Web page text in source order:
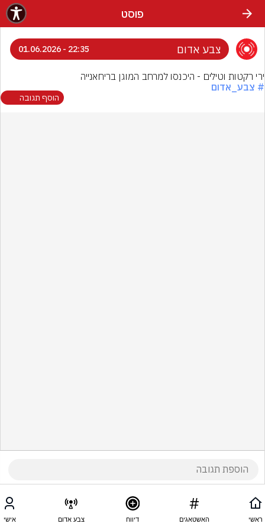
פוסט
צבע אדום 22:35 - 01.06.2026
ירי רקטות וטילים - היכנסו למרחב המוגן בריחאנייה
# צבע_אדום
הוסף תגובה
ראשי האשטאגים דיווח צבע אדום אישי